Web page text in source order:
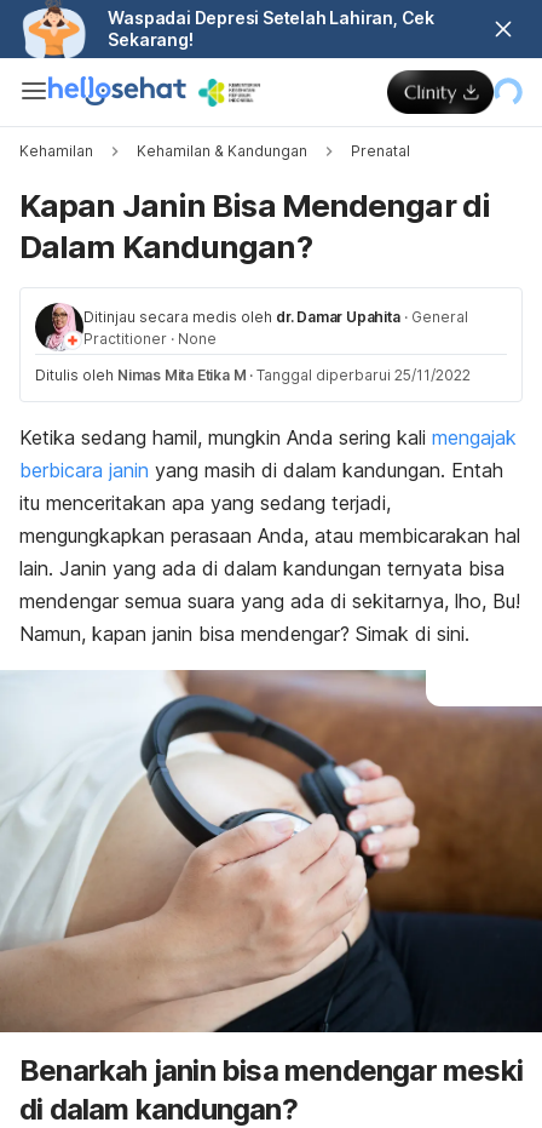
Waspadai Depresi Setelah Lahiran, Cek
Sekarang!
Kehamilan Kehamilan & Kandungan Prenatal
Kapan Janin Bisa Mendengar di
Dalam Kandungan?
Ditinjau secara medis oleh dr. Damar Upahita · General
Practitioner · None
Ditulis oleh Nimas Mita Etika M · Tanggal diperbarui 25/11/2022
Ketika sedang hamil, mungkin Anda sering kali mengajak
berbicara janin yang masih di dalam kandungan. Entah
itu menceritakan apa yang sedang terjadi,
mengungkapkan perasaan Anda, atau membicarakan hal
lain. Janin yang ada di dalam kandungan ternyata bisa
mendengar semua suara yang ada di sekitarnya, lho, Bu!
Namun, kapan janin bisa mendengar? Simak di sini.
Benarkah janin bisa mendengar meski
di dalam kandungan?